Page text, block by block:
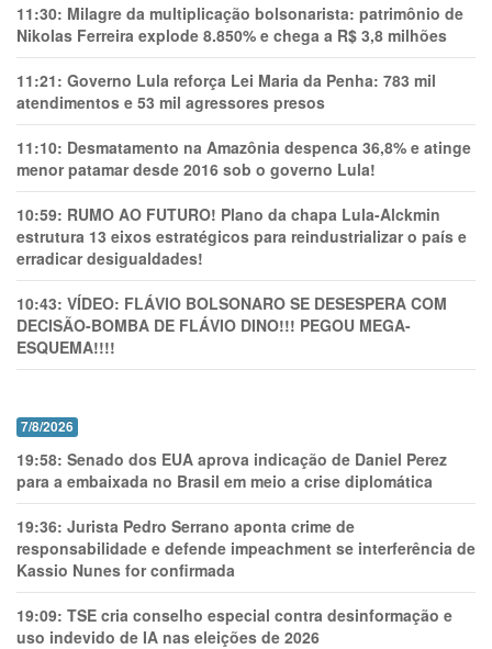
11:30: Milagre da multiplicação bolsonarista: patrimônio de
Nikolas Ferreira explode 8.850% e chega a R$ 3,8 milhões
11:21: Governo Lula reforça Lei Maria da Penha: 783 mil
atendimentos e 53 mil agressores presos
11:10: Desmatamento na Amazônia despenca 36,8% e atinge
menor patamar desde 2016 sob o governo Lula!
10:59: RUMO AO FUTURO! Plano da chapa Lula-Alckmin
estrutura 13 eixos estratégicos para reindustrializar o país e
erradicar desigualdades!
10:43: VÍDEO: FLÁVIO BOLSONARO SE DESESPERA COM
DECISÃO-BOMBA DE FLÁVIO DINO!!! PEGOU MEGA-
ESQUEMA!!!!
7/8/2026
19:58: Senado dos EUA aprova indicação de Daniel Perez
para a embaixada no Brasil em meio a crise diplomática
19:36: Jurista Pedro Serrano aponta crime de
responsabilidade e defende impeachment se interferência de
Kassio Nunes for confirmada
19:09: TSE cria conselho especial contra desinformação e
uso indevido de IA nas eleições de 2026